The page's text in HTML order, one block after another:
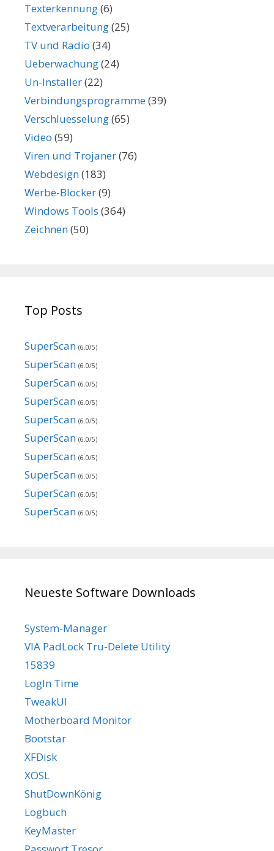
Texterkennung(6)
Textverarbeitung(25)
TV und Radio (34)
Ueberwachung(24)
Un-Installer(22)
Verbindungsprogramme(39)
Verschluesselung(65)
Video (59)
Viren und Trojaner(76)
Webdesign(183)
Werbe-Blocker(9)
Windows Tools (364)
Zeichnen(50)
Top Posts
SuperScan (6.0/5)
SuperScan (6.0/5)
SuperScan (6.0/5)
SuperScan (6.0/5)
SuperScan (6.0/5)
SuperScan (6.0/5)
SuperScan (6.0/5)
SuperScan (6.0/5)
SuperScan (6.0/5)
SuperScan (6.0/5)
Neueste Software Downloads
System-Manager
VIA PadLock Tru-Delete Utility
15839
LogIn Time
TweakUI
Motherboard Monitor
Bootstar
XFDisk
XOSL
ShutDownKönig
Logbuch
KeyMaster